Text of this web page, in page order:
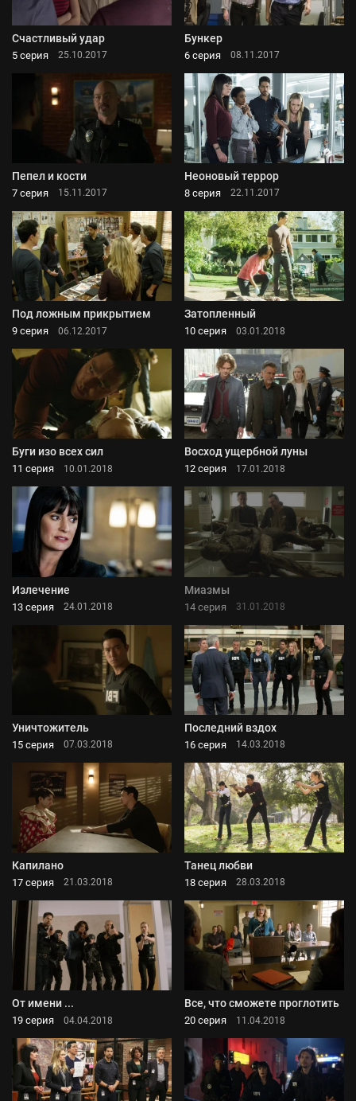
Счастливый удар
5 серия 25.10.2017
Бункер
6 серия 08.11.2017
Пепел и кости
7 серия 15.11.2017
Неоновый террор
8 серия 22.11.2017
Под ложным прикрытием
9 серия 06.12.2017
Затопленный
10 серия 03.01.2018
Буги изо всех сил
11 серия 10.01.2018
Восход ущербной луны
12 серия 17.01.2018
Излечение
13 серия 24.01.2018
Миазмы
14 серия 31.01.2018
Уничтожитель
15 серия 07.03.2018
Последний вздох
16 серия 14.03.2018
Капилано
17 серия 21.03.2018
Танец любви
18 серия 28.03.2018
От имени ...
19 серия 04.04.2018
Все, что сможете проглотить
20 серия 11.04.2018